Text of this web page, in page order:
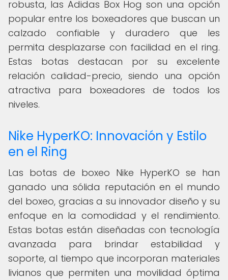
robusta, las Adidas Box Hog son una opción
popular entre los boxeadores que buscan un
calzado confiable y duradero que les
permita desplazarse con facilidad en el ring.
Estas botas destacan por su excelente
relación calidad-precio, siendo una opción
atractiva para boxeadores de todos los
niveles.
Nike HyperKO: Innovación y Estilo
en el Ring
Las botas de boxeo Nike HyperKO se han
ganado una sólida reputación en el mundo
del boxeo, gracias a su innovador diseño y su
enfoque en la comodidad y el rendimiento.
Estas botas están diseñadas con tecnología
avanzada para brindar estabilidad y
soporte, al tiempo que incorporan materiales
livianos que permiten una movilidad óptima